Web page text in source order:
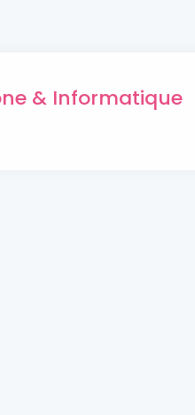
& Informatique